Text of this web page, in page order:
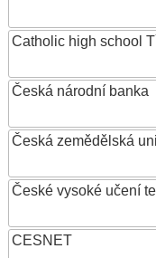
Catholic high school
Česká národní banka
Česká zemědělská
České vysoké učení
CESNET